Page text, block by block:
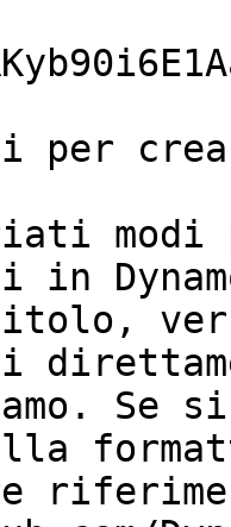
per
modi
in
Se